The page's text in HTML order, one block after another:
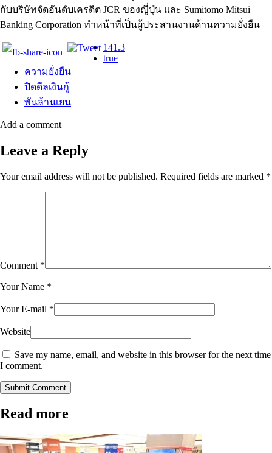
กับบริษัทจัดอันดับเครดิต JCR ของญี่ปุ่น และ Sumitomo Mitsui
Banking Corporation ทำหน้าที่เป็นผู้ประสานงานด้านความยั่งยืน
141.3
true
ความยั่งยืน
ปิดดีลเงินกู้
พันล้านเยน
Add a comment
Leave a Reply
Your email address will not be published. Required fields are marked *
Comment *
Your Name *
Your E-mail *
Website
Save my name, email, and website in this browser for the next time
I comment.
Submit Comment
Read more